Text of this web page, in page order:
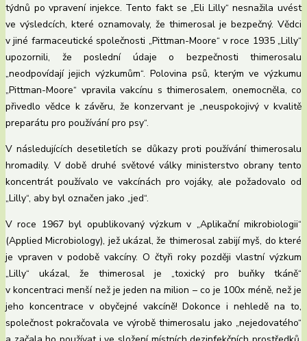
týdnů po vpravení injekce. Tento fakt se „Eli Lilly“ nesnažila uvést
ve výsledcích, které oznamovaly, že thimerosal je bezpečný. Vědci
v jiné farmaceutické společnosti „Pittman-Moore“ v roce 1935 „Lilly“
upozornili, že poslední údaje o bezpečnosti thimerosalu
„neodpovídají jejich výzkumům“. Polovina psů, kterým ve výzkumu
„Pittman-Moore“ vpravila vakcínu s thimerosalem, onemocněla, co
přivedlo vědce k závěru, že konzervant je „neuspokojivý v kvalitě
preparátu pro používání pro psy“.
V následujících desetiletích se důkazy proti používání thimerosalu
hromadily. V době druhé světové války ministerstvo obrany tento
koncentrát používalo ve vakcínách pro vojáky, ale požadovalo od
„Lilly“, aby byl označen jako „jed“.
V roce 1967 byl opublikovaný výzkum v „Aplikační mikrobiologii“
(Applied Microbiology), jež ukázal, že thimerosal zabijí myš, do které
je vpraven v podobě vakcíny. O čtyři roky později vlastní výzkum
„Lilly“ ukázal, že thimerosal je „toxický pro buňky tkáně“
v koncentraci menší než je jeden na milion – co je 100x méně, než je
jeho koncentrace v obyčejné vakcíně! Dokonce i nehledě na to,
společnost pokračovala ve výrobě thimerosalu jako „nejedovatého“